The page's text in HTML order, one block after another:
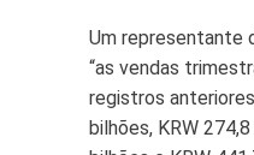
Um representante
“as vendas
registros
bilhões, KRW